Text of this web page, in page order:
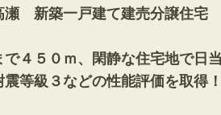
瀬 新築一戸建て建売分譲住宅
で４５０ｍ、閑静な住宅地で日
等級３などの性能評価を取得